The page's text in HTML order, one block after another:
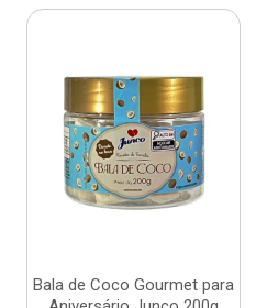
Bala de Coco Gourmet para